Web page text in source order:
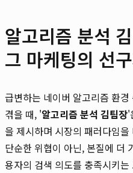
알고리즘 분석
그 마케팅의 선
급변하는 네이버 알고리즘 환
겪을 때, '알고리즘 분석 김팀장'
을 제시하며 시장의 패러다임
단순한 위협이 아닌, 본질에 더
용자의 검색 의도를 충족시키